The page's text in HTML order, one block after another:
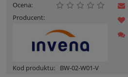
Ocena:
Producent:
Kod produktu: BW-02-W01-V